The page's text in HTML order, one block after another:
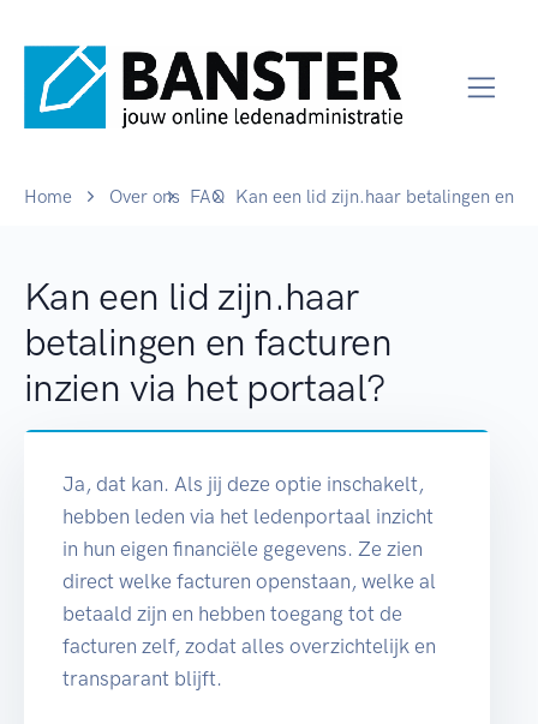
Home Over ons FAQ Kan een lid zijn.haar betalingen en
Kan een lid zijn.haar
betalingen en facturen
inzien via het portaal?
Ja, dat kan. Als jij deze optie inschakelt,
hebben leden via het ledenportaal inzicht
in hun eigen financiële gegevens. Ze zien
direct welke facturen openstaan, welke al
betaald zijn en hebben toegang tot de
facturen zelf, zodat alles overzichtelijk en
transparant blijft.